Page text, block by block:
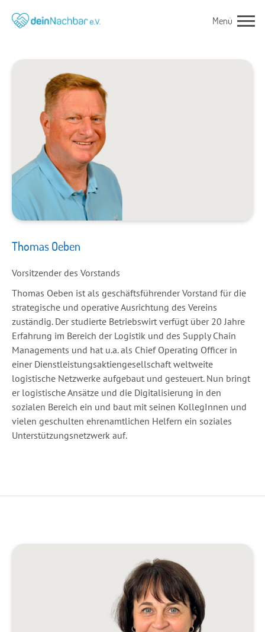
Thomas Oeben
Vorsitzender des Vorstands
Thomas Oeben ist als geschäftsführender Vorstand für die
strategische und operative Ausrichtung des Vereins
zuständig. Der studierte Betriebswirt verfügt über 20 Jahre
Erfahrung im Bereich der Logistik und des Supply Chain
Managements und hat u.a. als Chief Operating Officer in
einer Dienstleistungsaktiengesellschaft weltweite
logistische Netzwerke aufgebaut und gesteuert. Nun bringt
er logistische Ansätze und die Digitalisierung in den
sozialen Bereich ein und baut mit seinen KollegInnen und
vielen geschulten ehrenamtlichen Helfern ein soziales
Unterstützungsnetzwerk auf.